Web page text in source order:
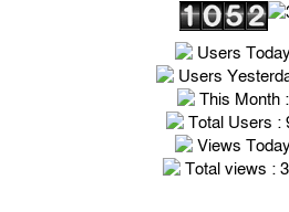
Users
Users
This Month
Total Users :
Views
Total views :